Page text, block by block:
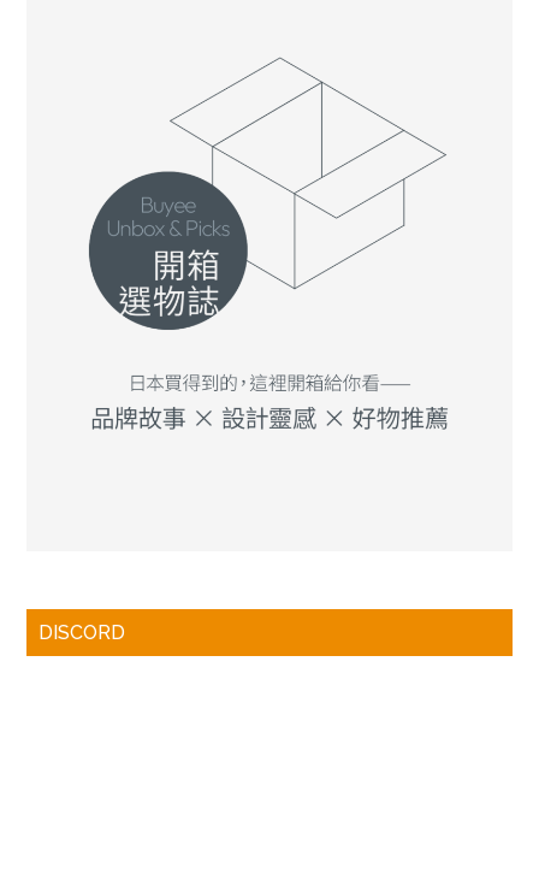
DISCORD